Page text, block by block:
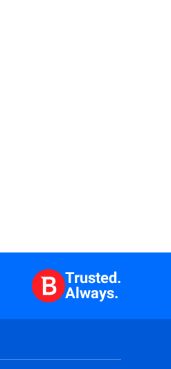
Trusted.
Always.